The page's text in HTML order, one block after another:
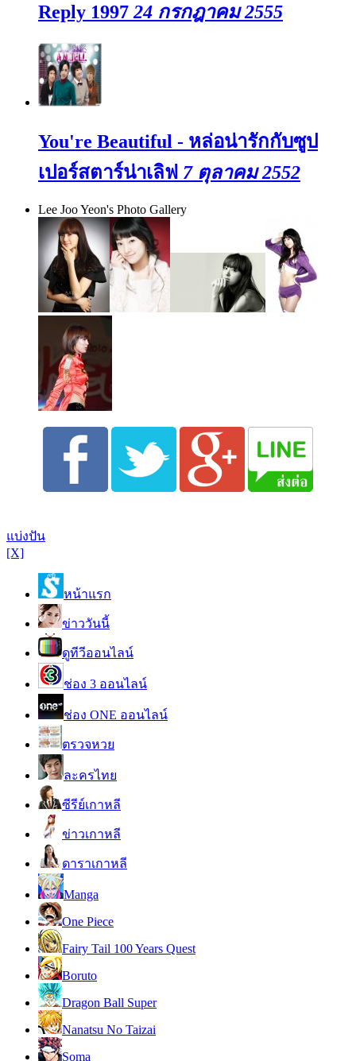
Reply 1997 24 กรกฎาคม 2555
You're Beautiful - หล่อน่ารักกับซูป
เปอร์สตาร์น่าเลิฟ 7 ตุลาคม 2552
Lee Joo Yeon's Photo Gallery
แบ่งปัน
[X]
หน้าแรก
ข่าววันนี้
ดูทีวีออนไลน์
ช่อง 3 ออนไลน์
ช่อง ONE ออนไลน์
ตรวจหวย
ละครไทย
ซีรีย์เกาหลี
ข่าวเกาหลี
ดาราเกาหลี
Manga
One Piece
Fairy Tail 100 Years Quest
Boruto
Dragon Ball Super
Nanatsu No Taizai
Soma